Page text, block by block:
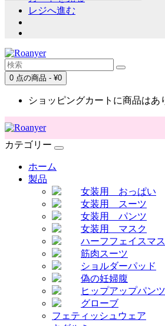
レジへ進む
0 点の商品 - ¥0
ショッピングカートに商品はあ
カテゴリー
ホーム
製品
女装用 おっぱい
女装用 スーツ
女装用 パンツ
女装用 マスク
ハーフフェイスマ
筋肉スーツ
ショルダーパッド
偽の妊婦腹
ヒップアップパンツ
グローブ
フェティッシュウェア